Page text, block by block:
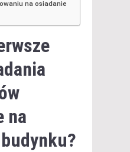
na osiadanie
na